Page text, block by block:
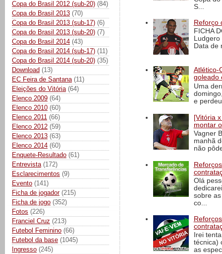
Copa do Brasil 2012 (sub-20) (84)
Copa do Brasil 2013 (70)
Copa do Brasil 2013 (sub-17) (6)
Copa do Brasil 2013 (sub-20) (7)
Copa do Brasil 2014 (43)
Copa do Brasil 2014 (sub-17) (11)
Copa do Brasil 2014 (sub-20) (35)
Download (13)
EC Feira de Santana (11)
Eleições do Vitória (64)
Elenco 2009 (64)
Elenco 2010 (60)
Elenco 2011 (66)
Elenco 2012 (59)
Elenco 2013 (63)
Elenco 2014 (60)
Enquete-Resultado (61)
Entrevista (172)
Esclarecimentos (9)
Evento (141)
Ficha de jogador (215)
Ficha de jogo (352)
Fotos (226)
Franciel Cruz (213)
Futebol Feminino (66)
Futebol da base (1045)
Ingresso (245)
S...
Reforço
FICHA
Data de
Atlético-
goleado
Uma
e
[Vitória
montar
Vagner
manhã
não
Olá
sobre
co...
Irei
técnica)
as